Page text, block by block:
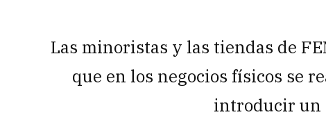
Las minoristas y las tiendas de
que en los negocios físicos se
introducir un